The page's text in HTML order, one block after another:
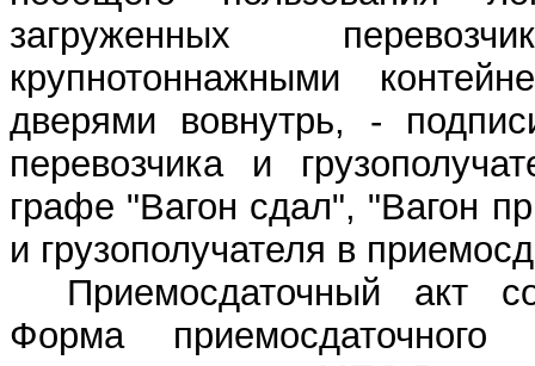
загруженных
крупнотоннажными
дверями вовнутрь, -
перевозчика и
графе "Вагон сдал", "Вагон
и грузополучателя в
Приемосдаточный акт
Форма